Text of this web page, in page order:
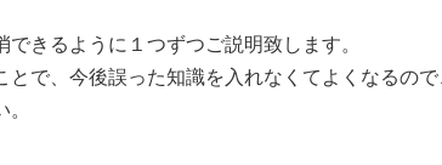
きるように１つずつご説明致します。
とで、今後誤った知識を入れなくてよくなるの